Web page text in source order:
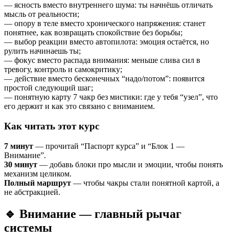
— ясность вместо внутреннего шума: ты начнёшь отличать
мысль от реальности;
— опору в теле вместо хронического напряжения: станет
понятнее, как возвращать спокойствие без борьбы;
— выбор реакции вместо автопилота: эмоция остаётся, но
рулить начинаешь ты;
— фокус вместо распада внимания: меньше слива сил в
тревогу, контроль и самокритику;
— действие вместо бесконечных “надо/потом”: появится
простой следующий шаг;
— понятную карту 7 чакр без мистики: где у тебя “узел”, что
его держит и как это связано с вниманием.
Как читать этот курс
7 минут — прочитай “Паспорт курса” и “Блок 1 —
Внимание”.
30 минут — добавь блоки про мысли и эмоции, чтобы понять
механизм целиком.
Полный маршрут — чтобы чакры стали понятной картой, а
не абстракцией.
🔹 Внимание — главный рычаг
системы